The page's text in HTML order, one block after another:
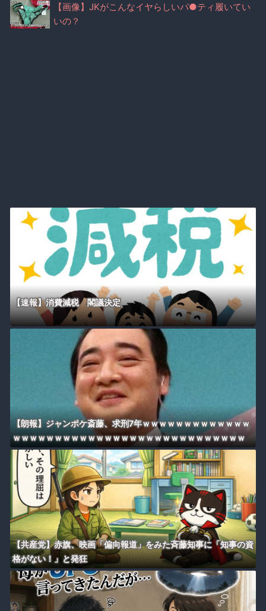
【画像】JKがこんなイヤらしいパ●ティ履いてい
いの？
【速報】消費減税 閣議決定
【朗報】ジャンポケ斎藤、求刑7年ｗｗｗｗｗｗｗｗｗｗｗｗｗ
ｗｗｗｗｗｗｗｗｗｗｗｗｗｗｗｗｗｗｗｗｗｗｗｗｗｗｗｗ
【共産党】赤旗、映画「偏向報道」をみた斉藤知事に「知事の資
格がない！」と発狂